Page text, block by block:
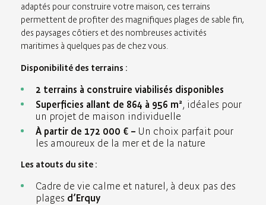
adaptés pour construire votre maison, ces terrains
permettent de profiter des magnifiques plages de sable fin,
des paysages côtiers et des nombreuses activités
maritimes à quelques pas de chez vous.
Disponibilité des terrains :
2 terrains à construire viabilisés disponibles
Superficies allant de 864 à 956 m², idéales pour
un projet de maison individuelle
À partir de 172 000 € – Un choix parfait pour
les amoureux de la mer et de la nature
Les atouts du site :
Cadre de vie calme et naturel, à deux pas des
plages d’Erquy